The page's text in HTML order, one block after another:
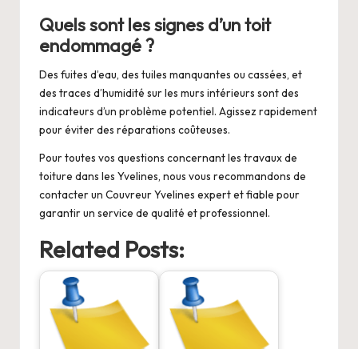
Quels sont les signes d’un toit
endommagé ?
Des fuites d’eau, des tuiles manquantes ou cassées, et
des traces d’humidité sur les murs intérieurs sont des
indicateurs d’un problème potentiel. Agissez rapidement
pour éviter des réparations coûteuses.
Pour toutes vos questions concernant les travaux de
toiture dans les Yvelines, nous vous recommandons de
contacter un Couvreur Yvelines expert et fiable pour
garantir un service de qualité et professionnel.
Related Posts: